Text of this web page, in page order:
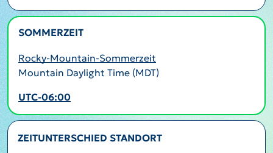
SOMMERZEIT
Rocky-Mountain-Sommerzeit
Mountain Daylight Time (MDT)
UTC-06:00
ZEITUNTERSCHIED STANDORT